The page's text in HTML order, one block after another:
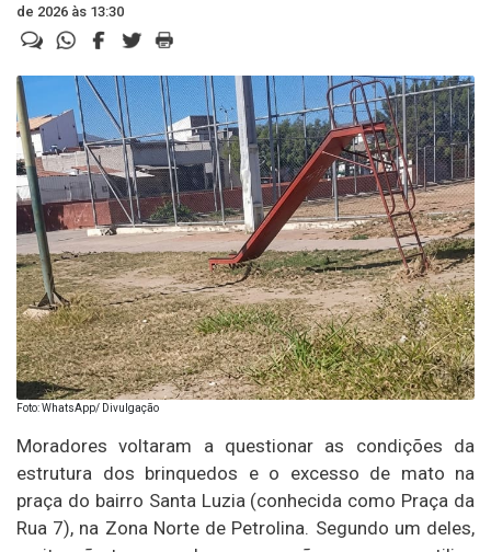
de 2026 às 13:30
Foto: WhatsApp/ Divulgação
Moradores voltaram a questionar as condições da
estrutura dos brinquedos e o excesso de mato na
praça do bairro Santa Luzia (conhecida como Praça da
Rua 7), na Zona Norte de Petrolina. Segundo um deles,